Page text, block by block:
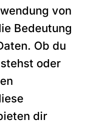
von
Bedeutung
Ob du
oder
dir